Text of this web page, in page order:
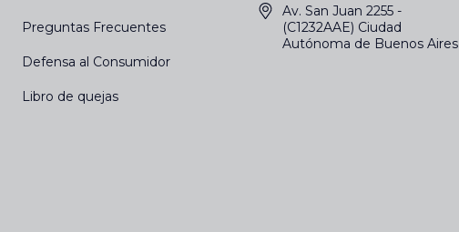
Preguntas Frecuentes
Defensa al Consumidor
Libro de quejas
Av. San Juan 2255 -
(C1232AAE) Ciudad
Autónoma de Buenos Aires